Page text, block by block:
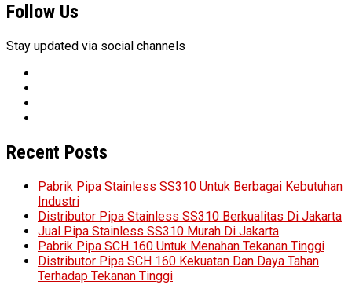
Follow Us
Stay updated via social channels
Recent Posts
Pabrik Pipa Stainless SS310 Untuk Berbagai Kebutuhan
Industri
Distributor Pipa Stainless SS310 Berkualitas Di Jakarta
Jual Pipa Stainless SS310 Murah Di Jakarta
Pabrik Pipa SCH 160 Untuk Menahan Tekanan Tinggi
Distributor Pipa SCH 160 Kekuatan Dan Daya Tahan
Terhadap Tekanan Tinggi